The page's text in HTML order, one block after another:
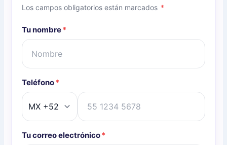
Los campos obligatorios están marcados *
Tu nombre*
Teléfono*
Tu correo electrónico*